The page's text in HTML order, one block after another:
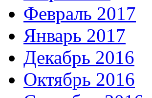
Февраль 2017
Январь 2017
Декабрь 2016
Октябрь 2016